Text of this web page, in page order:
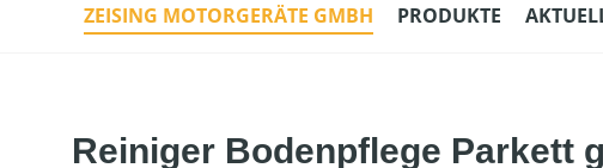
ZEISING MOTORGERÄTE GMBH PRODUKTE
Reiniger Bodenpflege Parkett